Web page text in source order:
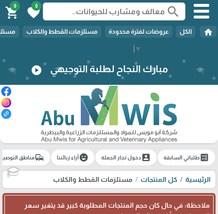
▼
search
0
favorite
0
shopping_cart
home الكل عروضات لفترة محدودة مستلزمات القطط والكلاب
مبارك النجاح لطلبة التوجيهي play_circle
ballotطلباتي السابقة account_boxدخول تجار الجملة emoji_emotionsآراء زبائننا commuteمناطق
الرئيسية كل المنتجات مستلزمات القطط والكلاب
ملاحظة: في حال كان حجم المنتجات المطلوبة كبير قد يتغير سعر